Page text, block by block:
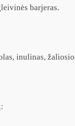
barjeras.
inulinas,